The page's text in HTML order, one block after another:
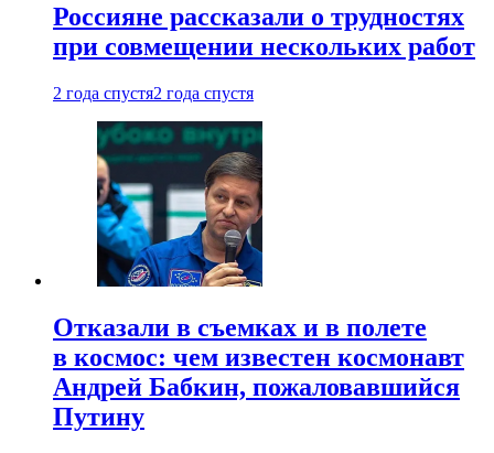
Россияне рассказали о трудностях
при совмещении нескольких работ
2 года спустя2 года спустя
Отказали в съемках и в полете
в космос: чем известен космонавт
Андрей Бабкин, пожаловавшийся
Путину